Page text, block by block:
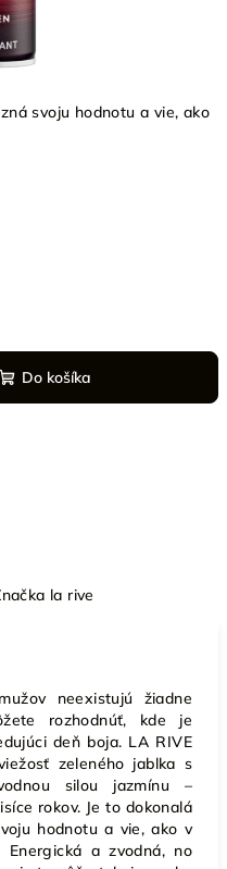
svoju hodnotu a vie, ako
Do košíka
la rive
neexistujú žiadne
rozhodnúť, kde je
deň boja. LA RIVE
zeleného jablka s
silou jazmínu –
rokov. Je to dokonalá
hodnotu a vie, ako v
a zvodná, no